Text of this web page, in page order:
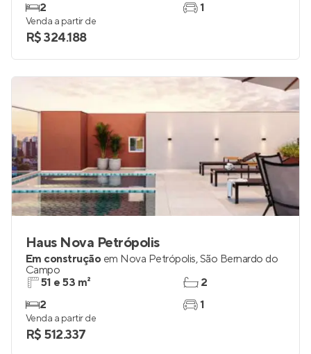
2
1
Venda a partir de
R$ 324.188
Haus Nova Petrópolis
Em construção em Nova Petrópolis,São Bernardo do
Campo
51 e 53 m²
2
2
1
Venda a partir de
R$ 512.337